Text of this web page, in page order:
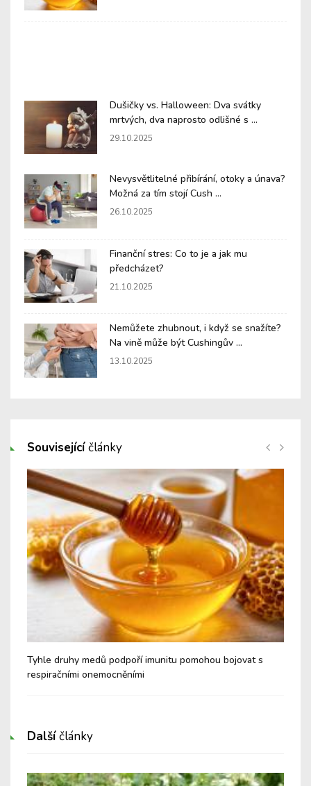
Dušičky vs. Halloween: Dva svátky
mrtvých, dva naprosto odlišné s ...
29.10.2025
Nevysvětlitelné přibírání, otoky a únava?
Možná za tím stojí Cush ...
26.10.2025
Finanční stres: Co to je a jak mu
předcházet?
21.10.2025
Nemůžete zhubnout, i když se snažíte?
Na vině může být Cushingův ...
13.10.2025
Souvisejícíčlánky
Tyhle druhy medů podpoří imunitu pomohou bojovat s
respiračními onemocněními
Dalšíčlánky